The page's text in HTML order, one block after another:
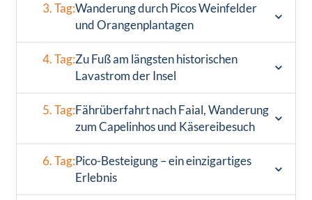
3. Tag:Wanderung durch Picos Weinfelder
und Orangenplantagen
4. Tag:Zu Fuß am längsten historischen
Lavastrom der Insel
5. Tag:Fährüberfahrt nach Faial, Wanderung
zum Capelinhos und Käsereibesuch
6. Tag:Pico-Besteigung – ein einzigartiges
Erlebnis